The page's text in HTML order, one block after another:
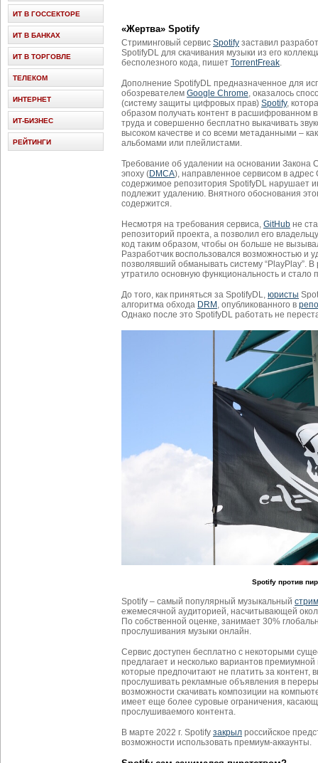
«Жертва» Spotify
Стриминговый сервис Spotify заставил
SpotifyDL для скачивания музыки из его
бесполезного кода, пишет TorrentFreak.
Дополнение SpotifyDL предназначенное для
обозревателем Google Chrome, оказалось
(систему защиты цифровых прав) Spotify,
образом получать контент в расшифрованном
труда и совершенно бесплатно выкачивать
высоком качестве и со всеми метаданными –
альбомами или плейлистами.
Требование об удалении на основании
эпоху (DMCA), направленное сервисом в адрес
содержимое репозитория SpotifyDL нарушает
подлежит удалению. Внятного обоснования
содержится.
Несмотря на требования сервиса, GitHub не
репозиторий проекта, а позволил его
код таким образом, чтобы он больше не
Разработчик воспользовался возможностью и
позволявший обманывать систему “PlayPlay”.
утратило основную функциональность и стало
До того, как приняться за SpotifyDL, юристы
алгоритма обхода DRM , опубликованного в
Однако после это SpotifyDL работать не
Spotify против
Spotify – самый популярный музыкальный
ежемесячной аудиторией, насчитывающей
По собственной оценке, занимает 30%
прослушивания музыки онлайн.
Сервис доступен бесплатно с некоторыми
предлагает и несколько вариантов
которые предпочитают не платить за контент,
прослушивать рекламные объявления в
возможности скачивать композиции на
имеет еще более суровые ограничения,
прослушиваемого контента.
В марте 2022 г. Spotify закрыл российское
возможности использовать премиум-аккаунты.
ИТ В ГОССЕКТОРЕ
ИТ В БАНКАХ
ИТ В ТОРГОВЛЕ
ТЕЛЕКОМ
ИНТЕРНЕТ
ИТ-БИЗНЕС
РЕЙТИНГИ